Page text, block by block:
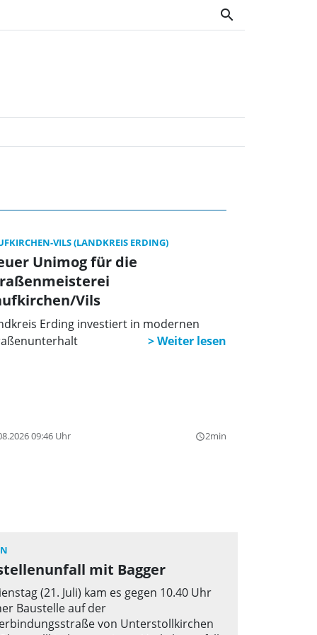
search
OWV
VILS (LANDKREIS ERDING)
Unimog für die
Vils
Erding investiert in modernen
09:46 Uhr query_builder2min
mit Bagger
(21. Juli) kam es gegen 10.40 Uhr
Baustelle auf der
von Unterstollkirchen